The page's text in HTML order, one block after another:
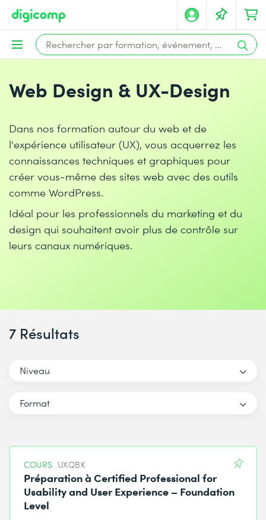
Web Design & UX-Design
Dans nos formation autour du web et de
l'expérience utilisateur (UX), vous acquerrez les
connaissances techniques et graphiques pour
créer vous-même des sites web avec des outils
comme WordPress.
Idéal pour les professionnels du marketing et du
design qui souhaitent avoir plus de contrôle sur
leurs canaux numériques.
7 Résultats
Niveau
Format
COURS UXQBK
Préparation à Certified Professional for
Usability and User Experience – Foundation
Level